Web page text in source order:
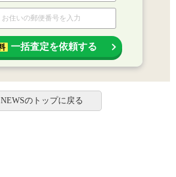
一括査定を依頼する
NEWSのトップに戻る